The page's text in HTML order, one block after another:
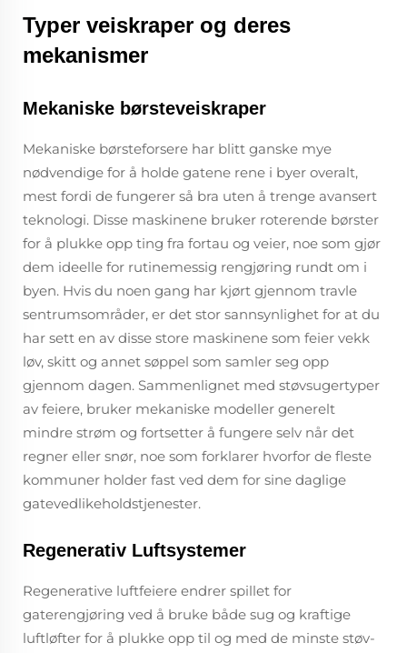
Typer veiskraper og deres
mekanismer
Mekaniske børsteveiskraper
Mekaniske børsteforsere har blitt ganske mye
nødvendige for å holde gatene rene i byer overalt,
mest fordi de fungerer så bra uten å trenge avansert
teknologi. Disse maskinene bruker roterende børster
for å plukke opp ting fra fortau og veier, noe som gjør
dem ideelle for rutinemessig rengjøring rundt om i
byen. Hvis du noen gang har kjørt gjennom travle
sentrumsområder, er det stor sannsynlighet for at du
har sett en av disse store maskinene som feier vekk
løv, skitt og annet søppel som samler seg opp
gjennom dagen. Sammenlignet med støvsugertyper
av feiere, bruker mekaniske modeller generelt
mindre strøm og fortsetter å fungere selv når det
regner eller snør, noe som forklarer hvorfor de fleste
kommuner holder fast ved dem for sine daglige
gatevedlikeholdstjenester.
Regenerativ Luftsystemer
Regenerative luftfeiere endrer spillet for
gaterengjøring ved å bruke både sug og kraftige
luftløfter for å plukke opp til og med de minste støv-